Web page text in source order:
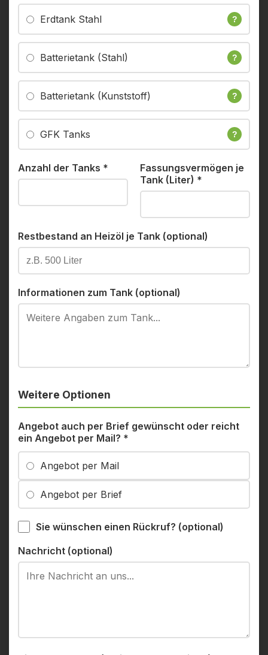
Erdtank Stahl ?
Batterietank (Stahl) ?
Batterietank (Kunststoff) ?
GFK Tanks ?
Anzahl der Tanks *
Fassungsvermögen je
Tank (Liter) *
Restbestand an Heizöl je Tank (optional)
Informationen zum Tank (optional)
Weitere Optionen
Angebot auch per Brief gewünscht oder reicht
ein Angebot per Mail? *
Angebot per Mail
Angebot per Brief
Sie wünschen einen Rückruf? (optional)
Nachricht (optional)